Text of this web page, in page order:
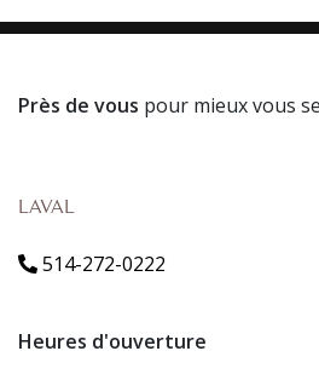
Près de vous pour mieux vous
LAVAL
514-272-0222
Heures d'ouverture